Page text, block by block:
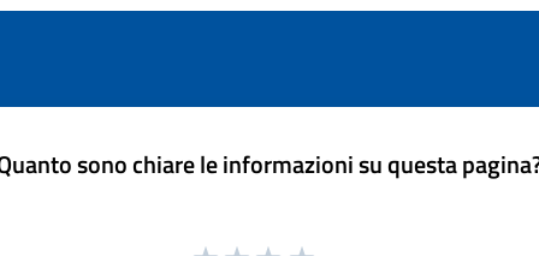
sono chiare le informazioni su questa